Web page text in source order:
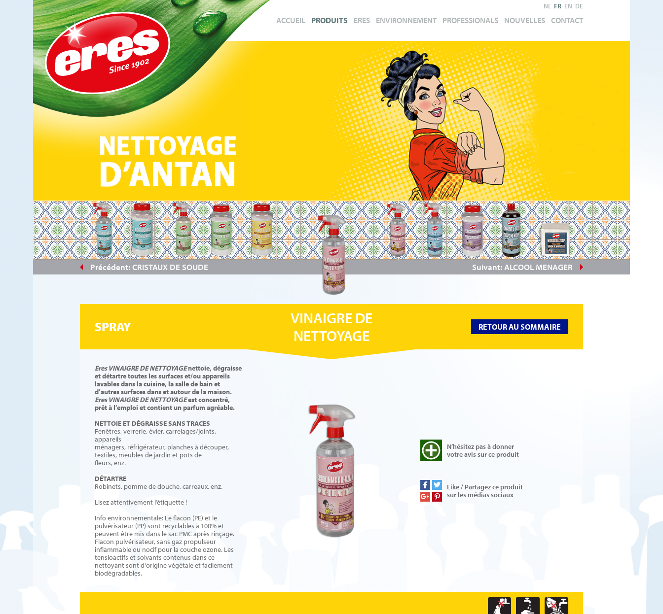
ACCUEIL PRODUITS ERES ENVIRONNEMENT PROFESSIONALS NOUVELLES CONTACT
NL FR EN DE
#fed408
Précédent: CRISTAUX DE SOUDE Suivant: ALCOOL MENAGER
SPRAY
VINAIGRE DE
NETTOYAGE
RETOUR AU SOMMAIRE
Eres VINAIGRE DE NETTOYAGEnettoie, dégraisse
et détartre toutes les surfaces et/ou appareils
lavables dans la cuisine, la salle de bain et
d’autres surfaces dans et autour de la maison.
Eres VINAIGRE DE NETTOYAGEest concentré,
prêt à l’emploi et contient un parfum agréable.
NETTOIE ET DÉGRAISSE SANS TRACES
Fenêtres, verrerie, évier, carrelages/joints,
appareils
ménagers, réfrigérateur, planches à découper,
textiles, meubles de jardin et pots de
fleurs, enz.
DÉTARTRE
Robinets, pomme de douche, carreaux, enz.
Lisez attentivement l’étiquette !
Info environnementale: Le flacon (PE) et le
pulvérisateur (PP) sont recyclables à 100% et
peuvent être mis dans le sac PMC après rinçage.
Flacon pulvérisateur, sans gaz propulseur
inflammable ou nocif pour la couche ozone. Les
tensioactifs et solvants contenus dans ce
nettoyant sont d'origine végétale et facilement
biodégradables.
N’hésitez pas à donner
votre avis sur ce produit
Like / Partagez ce produit
sur les médias sociaux